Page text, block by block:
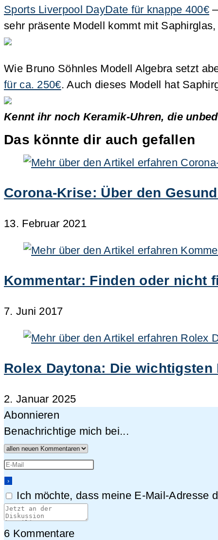
Sports Liverpool DayDate für knappe 400€
sehr präsente Modell kommt mit
Wie Bruno Söhnles Modell Algebra setzt
für ca. 250€. Auch dieses Modell hat
Kennt ihr noch Keramik-Uhren, die
Das könnte dir auch gefallen
Corona-Krise: Über den
13. Februar 2021
Kommentar: Finden oder nicht
7. Juni 2017
Rolex Daytona: Die
2. Januar 2025
Abonnieren
Benachrichtige mich bei...
Ich möchte, dass meine E-Mail-Adresse
6 Kommentare